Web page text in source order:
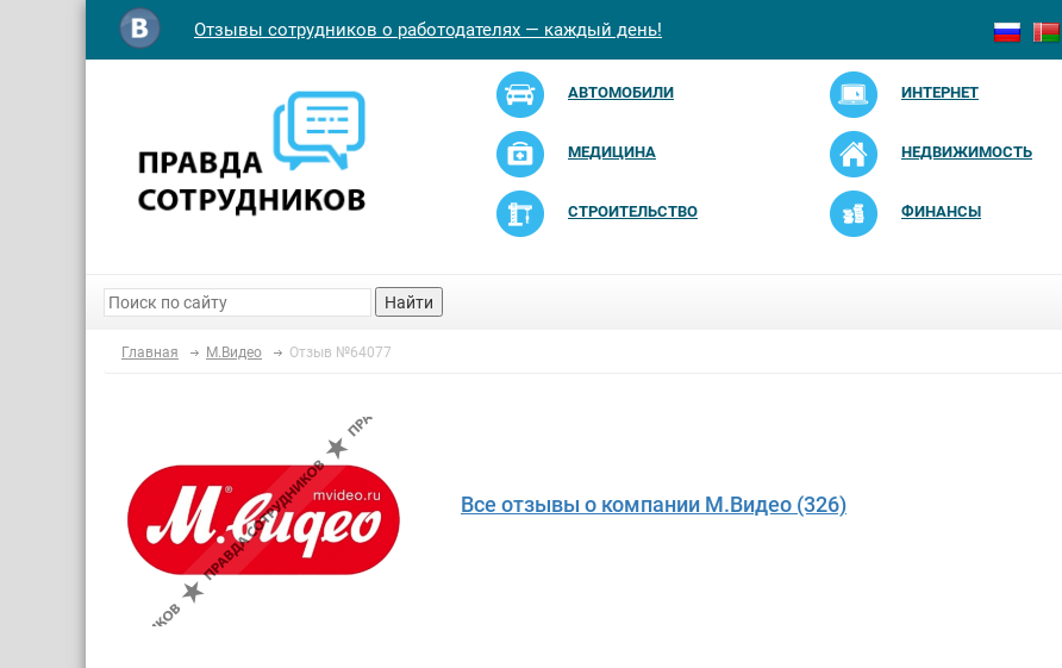
Отзывы сотрудников о работодателях — каждый день!
АВТОМОБИЛИ ИНТЕРНЕТ
МЕДИЦИНА НЕДВИЖИМОСТЬ
СТРОИТЕЛЬСТВО ФИНАНСЫ
Найти
Главная М.Видео Отзыв №64077
Все отзывы о компании М.Видео (326)